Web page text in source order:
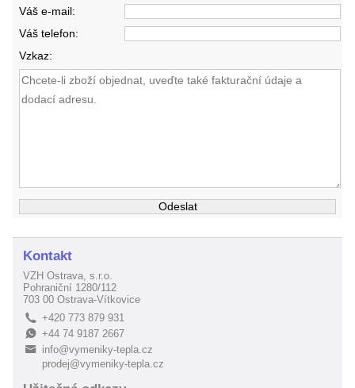
Váš e-mail:
Váš telefon:
Vzkaz:
Kontakt
VZH Ostrava, s.r.o.
Pohraniční 1280/112
703 00 Ostrava-Vítkovice
L +420 773 879 931
E+44 74 9187 2667
B
info@vymeniky-tepla.cz
prodej@vymeniky-tepla.cz